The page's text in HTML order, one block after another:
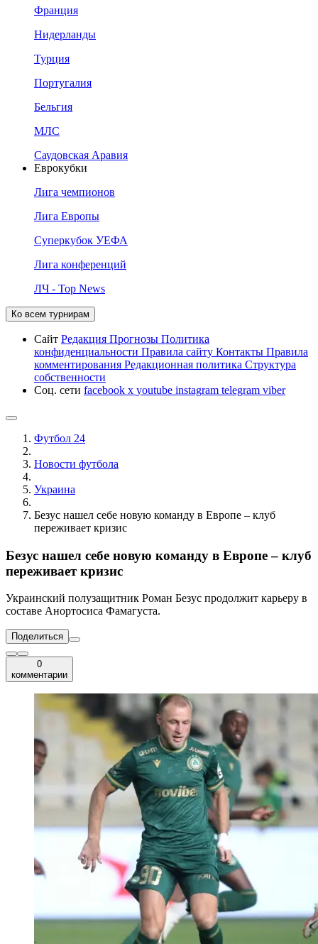
Франция
Нидерланды
Турция
Португалия
Бельгия
МЛС
Саудовская Аравия
Еврокубки
Лига чемпионов
Лига Европы
Суперкубок УЕФА
Лига конференций
ЛЧ - Top News
Ко всем турнирам
Сайт Редакция Прогнозы Политика
конфиденциальности Правила сайту Контакты Правила
комментирования Редакционная политика Структура
собственности
Соц. сети facebook x youtube instagram telegram viber
Футбол 24
Новости футбола
Украина
Безус нашел себе новую команду в Европе – клуб
переживает кризис
Безус нашел себе новую команду в Европе – клуб
переживает кризис
Украинский полузащитник Роман Безус продолжит карьеру в
составе Анортосиса Фамагуста.
Поделиться
0
комментарии